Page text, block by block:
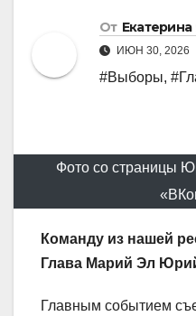
От
ИЮН 30, 2026
#Выборы,
Фото со страницы
Команду из нашей
Глава Марий Эл
Главным событием